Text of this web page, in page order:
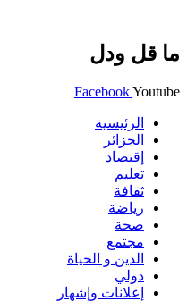
ما قل ودل
FacebookYoutube
الرئيسية
الجزائر
إقتصاد
تعليم
ثقافة
رياضة
صحة
مجتمع
الدين و الحياة
دولي
إعلانات وإشهار